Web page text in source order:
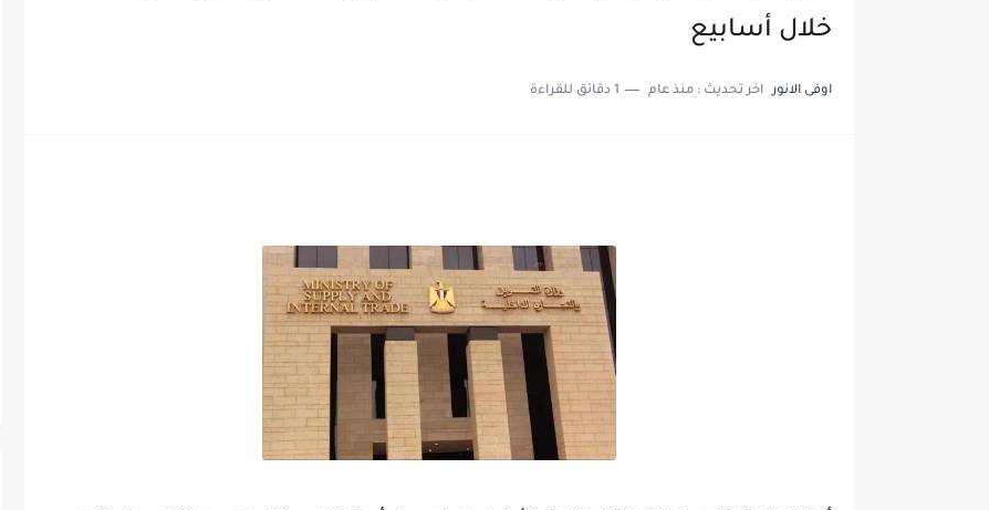
خلال أسابيع
اوفى الانور اخر تحديث : منذ عام 1 دقائق للقراءة